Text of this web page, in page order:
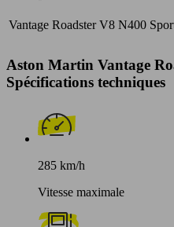
Vantage Roadster V8 N400
Aston Martin Vantage
Spécifications techniques
285 km/h
Vitesse maximale